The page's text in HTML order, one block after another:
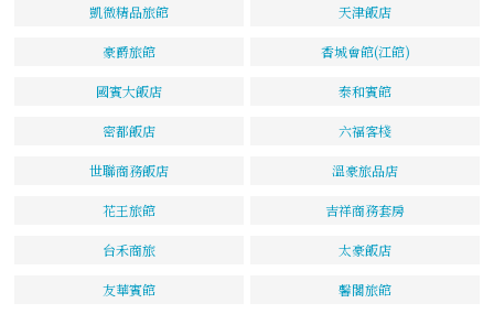
凱微精品旅館 天津飯店
豪爵旅館 香城會館(江館)
國賓大飯店 泰和賓館
密都飯店 六福客棧
世聯商務飯店 溫豪旅品店
花王旅館 吉祥商務套房
台禾商旅 太豪飯店
友華賓館 馨閣旅館